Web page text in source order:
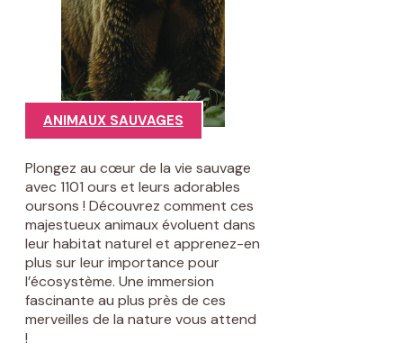
ANIMAUX SAUVAGES
Plongez au cœur de la vie sauvage
avec 1101 ours et leurs adorables
oursons ! Découvrez comment ces
majestueux animaux évoluent dans
leur habitat naturel et apprenez-en
plus sur leur importance pour
l’écosystème. Une immersion
fascinante au plus près de ces
merveilles de la nature vous attend
!